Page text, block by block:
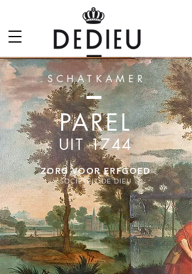
ZORG VOOR ERFGOED
SOCIËTEIT DE DIEU
SCHATKAMER
PAREL
UIT 1744